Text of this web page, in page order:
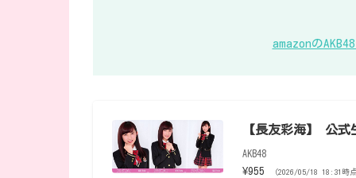
amazonの
【長友彩海】 公
AKB48
¥955 （2026/05/18 18:31時